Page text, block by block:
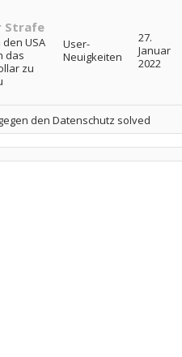
Strafe
USA
das
zu
User-
Neuigkeiten
27.
Januar
2022
den Datenschutz solved